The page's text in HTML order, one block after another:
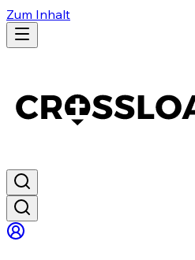
Zum Inhalt